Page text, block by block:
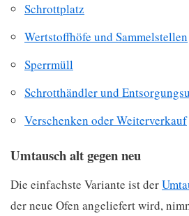
Schrottplatz
Wertstoffhöfe und Sammelstellen
Sperrmüll
Schrotthändler und
Verschenken oder Weiterverkauf
Umtausch alt gegen neu
Die einfachste Variante ist der
der neue Ofen angeliefert wird,